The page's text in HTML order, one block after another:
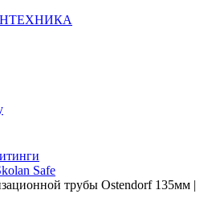
Safe
трубы Ostendorf 135мм |